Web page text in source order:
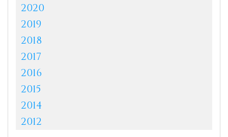
2020
2019
2018
2017
2016
2015
2014
2012